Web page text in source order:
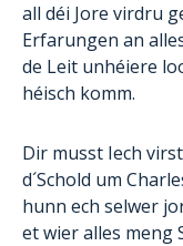
all déi Jore virdru
Erfarungen an
de Leit unhéiere
héisch komm.
Dir musst Iech
d´Schold um
hunn ech selwer
et wier alles meng